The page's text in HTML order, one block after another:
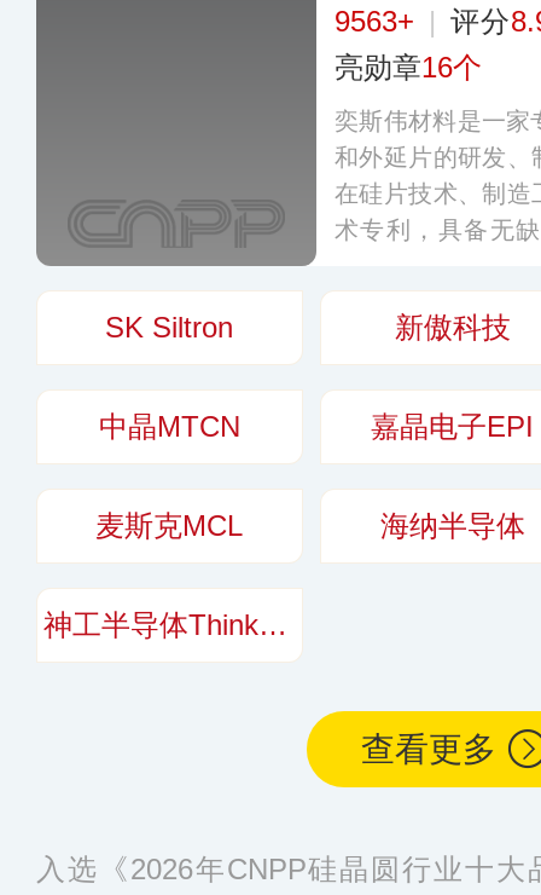
9563+ | 评分
亮勋章16个
奕斯伟材料是一家
和外延片的研发、
在硅片技术、制造
术专利，具备无
人工智能等领域。
SK Siltron 新傲科技
中晶MTCN 嘉晶电子EPI
麦斯克MCL 海纳半导体
神工半导体ThinkonSemi
查看更多
入选《2026年CNPP硅晶圆行业十